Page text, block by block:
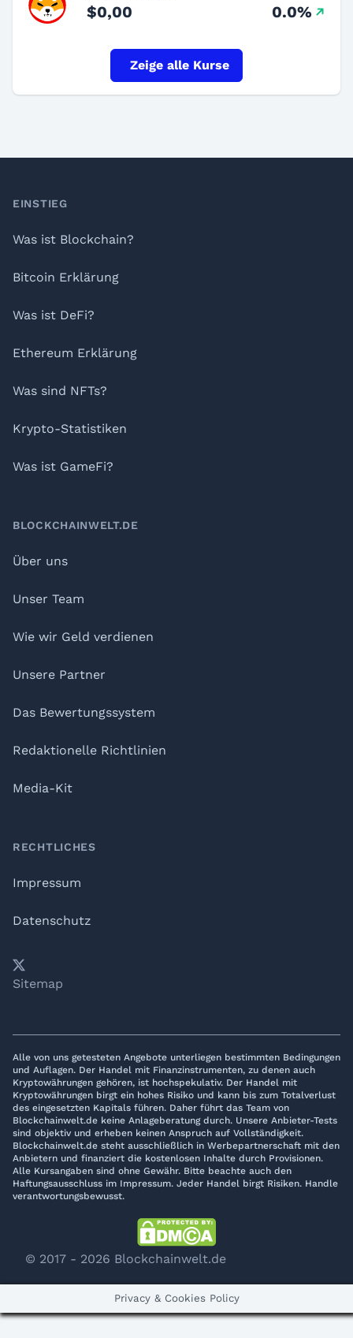
$0,00 0.0%
Zeige alle Kurse
Footer
EINSTIEG
Was ist Blockchain?
Bitcoin Erklärung
Was ist DeFi?
Ethereum Erklärung
Was sind NFTs?
Krypto-Statistiken
Was ist GameFi?
BLOCKCHAINWELT.DE
Über uns
Unser Team
Wie wir Geld verdienen
Unsere Partner
Das Bewertungssystem
Redaktionelle Richtlinien
Media-Kit
RECHTLICHES
Impressum
Datenschutz
YouTube
𝕏LinkedIn
Telegram
Sitemap
Alle von uns getesteten Angebote unterliegen bestimmten Bedingungen
und Auflagen. Der Handel mit Finanzinstrumenten, zu denen auch
Kryptowährungen gehören, ist hochspekulativ. Der Handel mit
Kryptowährungen birgt ein hohes Risiko und kann bis zum Totalverlust
des eingesetzten Kapitals führen. Daher führt das Team von
Blockchainwelt.de keine Anlageberatung durch. Unsere Anbieter-Tests
sind objektiv und erheben keinen Anspruch auf Vollständigkeit.
Blockchainwelt.de steht ausschließlich in Werbepartnerschaft mit den
Anbietern und finanziert die kostenlosen Inhalte durch Provisionen.
Alle Kursangaben sind ohne Gewähr. Bitte beachte auch den
Haftungsausschluss im Impressum. Jeder Handel birgt Risiken. Handle
verantwortungsbewusst.
© 2017 - 2026 Blockchainwelt.de
Privacy & Cookies Policy